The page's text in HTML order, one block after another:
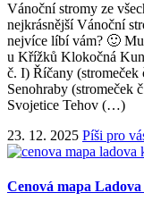
Vánoční stromy ze
nejkrásnější Vánoční
nejvíce líbí vám? 🙂
u Křížků Klokočná
č. I) Říčany
Senohraby (stromeček
Svojetice Tehov (…)
23. 12. 2025 Píši pro
Cenová mapa